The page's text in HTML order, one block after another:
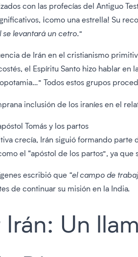
con las profecías del Antiguo
¡como una estrella! Su
levantará un cetro.”
de Irán en el cristianismo
el Espíritu Santo hizo hablar
Todos estos grupos
inclusión de los iraníes en el
Tomás y los partos
crecía, Irán siguió formando
el “apóstol de los partos”, ya
escribió que “el campo de
de continuar su misión en la India.
Irán: Un